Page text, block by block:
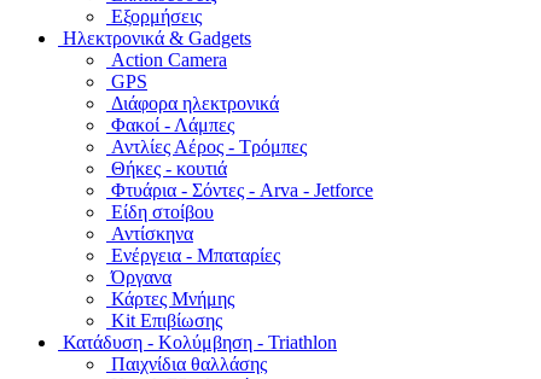
Εξορμήσεις
Ηλεκτρονικά & Gadgets
Action Camera
GPS
Διάφορα ηλεκτρονικά
Φακοί - Λάμπες
Αντλίες Αέρος - Τρόμπες
Θήκες - κουτιά
Φτυάρια - Σόντες - Arva - Jetforce
Είδη στοίβου
Αντίσκηνα
Ενέργεια - Μπαταρίες
Όργανα
Κάρτες Μνήμης
Kit Επιβίωσης
Κατάδυση - Κολύμβηση - Triathlon
Παιχνίδια θαλλάσης